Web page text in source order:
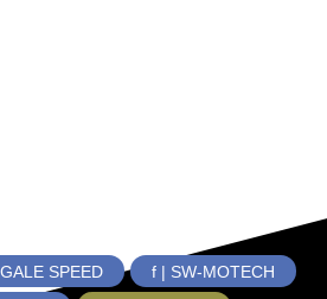
SPEED f | SW-MOTECH